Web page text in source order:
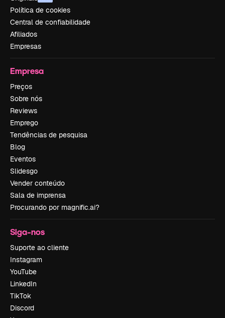
Política de cookies
Central de confiabilidade
Afiliados
Empresas
Empresa
Preços
Sobre nós
Reviews
Emprego
Tendências de pesquisa
Blog
Eventos
Slidesgo
Vender conteúdo
Sala de imprensa
Procurando por magnific.ai?
Siga-nos
Suporte ao cliente
Instagram
YouTube
LinkedIn
TikTok
Discord